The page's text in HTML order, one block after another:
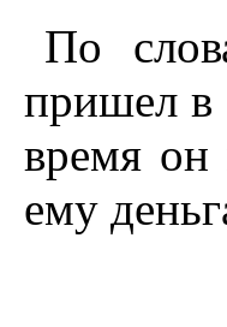
По
пришел в
время он
ему